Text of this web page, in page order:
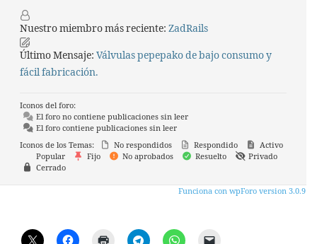
Nuestro miembro más reciente: ZadRails
Último Mensaje: Válvulas pepepako de bajo consumo y
fácil fabricación.
Iconos del foro:
El foro no contiene publicaciones sin leer
El foro contiene publicaciones sin leer
Iconos de los Temas:
No respondidos Respondido
Activo
Popular
Fijo No aprobados Resuelto
Privado
Cerrado
Funciona con wpForo version 3.0.9